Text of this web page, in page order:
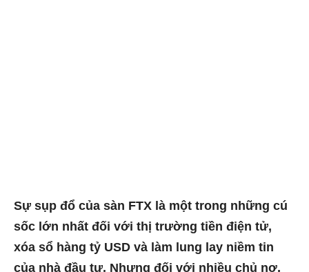
Sự sụp đổ của sàn FTX là một trong những cú
sốc lớn nhất đối với thị trường tiền điện tử,
xóa sổ hàng tỷ USD và làm lung lay niềm tin
của nhà đầu tư. Nhưng đối với nhiều chủ nợ,